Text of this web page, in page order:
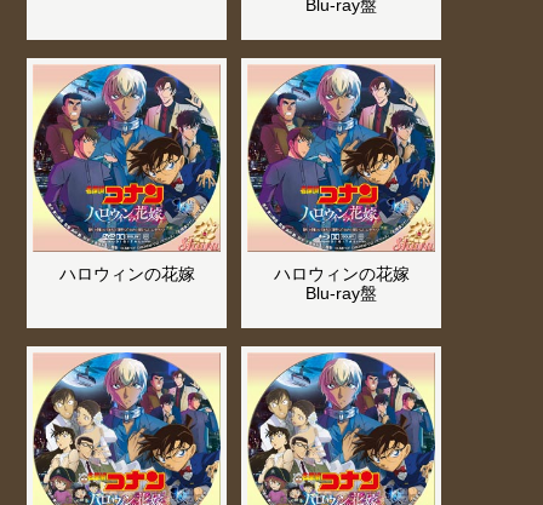
Blu-ray盤
ハロウィンの花嫁
ハロウィンの花嫁
Blu-ray盤